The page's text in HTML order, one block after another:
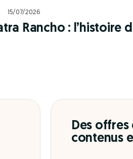
15/07/2026
Rancho : l’histoire
Des offres
contenus